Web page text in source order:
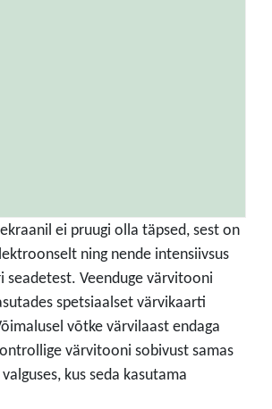
ei pruugi olla täpsed, sest on
ning nende intensiivsus
seadetest. Veenduge värvitooni
spetsiaalset värvikaarti
võtke värvilaast endaga
värvitooni sobivust samas
kus seda kasutama